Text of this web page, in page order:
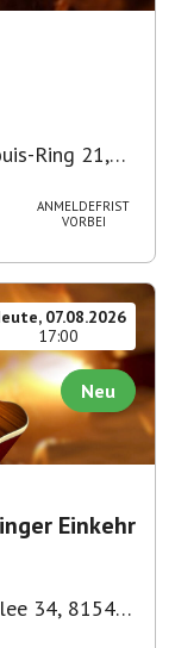
Ring 21,
ANMELDEFRIST
VORBEI
07.08.2026
17:00
Neu
Einkehr
34, 81545